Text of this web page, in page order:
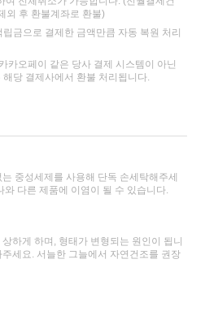
외 후 환불계좌로 환불)
금으로 결제한 금액만큼 자동 복원 처리
카오페이 같은 당사 결제 시스템이 아닌
당 결제사에서 환불 처리됩니다.
중성세제를 사용해 단독 손세탁해주세
와 다른 제품에 이염이 될 수 있습니다.
하게 하며, 형태가 변형되는 원인이 됩니
세요. 서늘한 그늘에서 자연건조를 권장